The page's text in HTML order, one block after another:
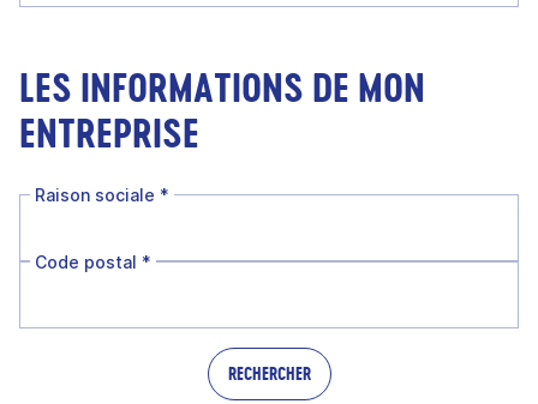
LES INFORMATIONS DE MON
ENTREPRISE
Raison sociale *
Code postal *
RECHERCHER